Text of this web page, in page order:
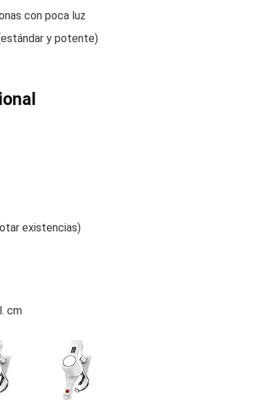
con poca luz
y potente)
existencias)
cm